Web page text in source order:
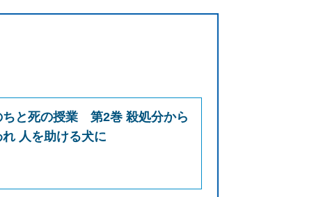
ちと死の授業 第2巻 殺処分から
れ 人を助ける犬に